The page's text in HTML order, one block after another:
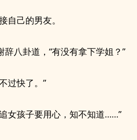
自己的男友。
辞八卦道，“有没有拿下学姐？”
过快了。”
女孩子要用心，知不知道……”